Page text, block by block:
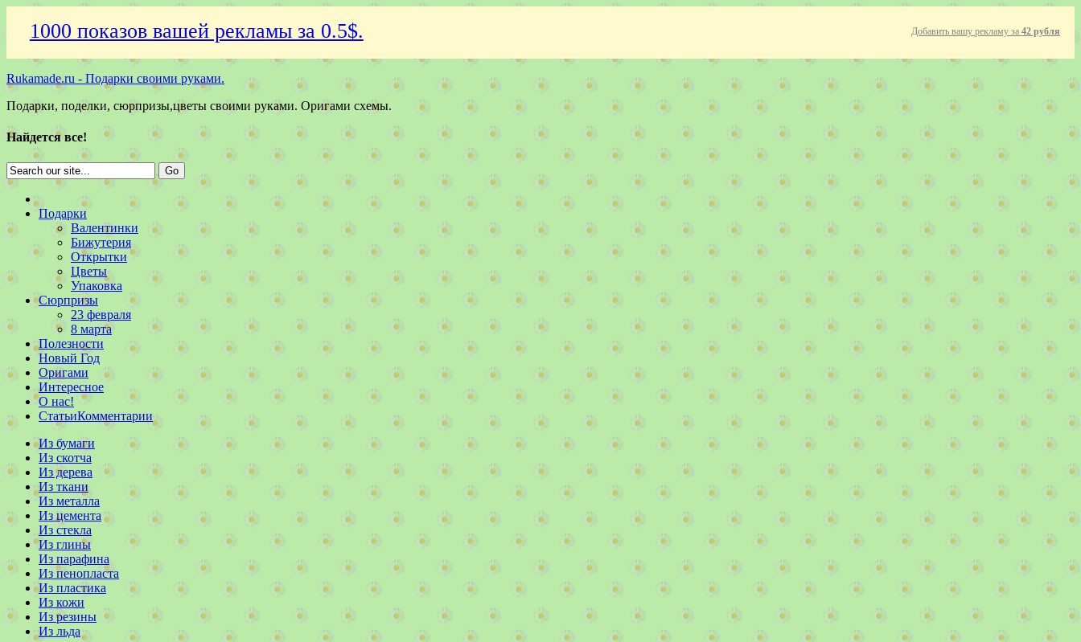
1000 показов вашей рекламы за 0.5$. Добавить вашу рекламу за42 рубля
Rukamade.ru - Подарки своими руками.
Подарки, поделки, сюрпризы,цветы своими руками. Оригами схемы.
Найдется все!
Подарки
Валентинки
Бижутерия
Открытки
Цветы
Упаковка
Сюрпризы
23 февраля
8 марта
Полезности
Новый Год
Оригами
Интересное
О нас!
СтатьиКомментарии
Из бумаги
Из скотча
Из дерева
Из ткани
Из металла
Из цемента
Из стекла
Из глины
Из парафина
Из пенопласта
Из пластика
Из кожи
Из резины
Из льда